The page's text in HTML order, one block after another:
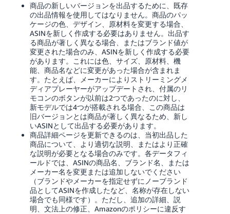
商品の新しいバージョンを出品するために、既存
の出品情報を使用してはなりません。商品のパッ
ケージの色、デザイン、原材料を変更する場合、
ASINを新しく作成する必要はありません。出品す
る商品が著しく異なる場合、またはブランド値が
変更された場合のみ、ASINを新しく作成する必要
があります。これには色、サイズ、原材料、機
能、商品名などに変更があった場合が含まれま
す。たとえば、メーカーによりストリーミングメ
ディアプレーヤーがアップデートされ、付属のリ
モコンのボタンが以前は2つであったのに対し、
新モデルでは4つが搭載される場合、この商品は
旧バージョンとは商品が著しく異なるため、新し
いASINとして出品する必要があります。
商品詳細ページを更新できるのは、当初出品した
商品について、より適切な説明、またはより正確
な説明が必要となる場合のみです。各データフィ
ールドでは、ASINの商品名、ブランド名、または
メーカー名を変更または追加しないでください
（ブランドやメーカーを指定せずにノーブランド
品としてASINを作成したなど、名称が存在しない
場合でも同様です）。ただし、追加の詳細、説
明、文法上の修正、Amazonのポリシーに違反す